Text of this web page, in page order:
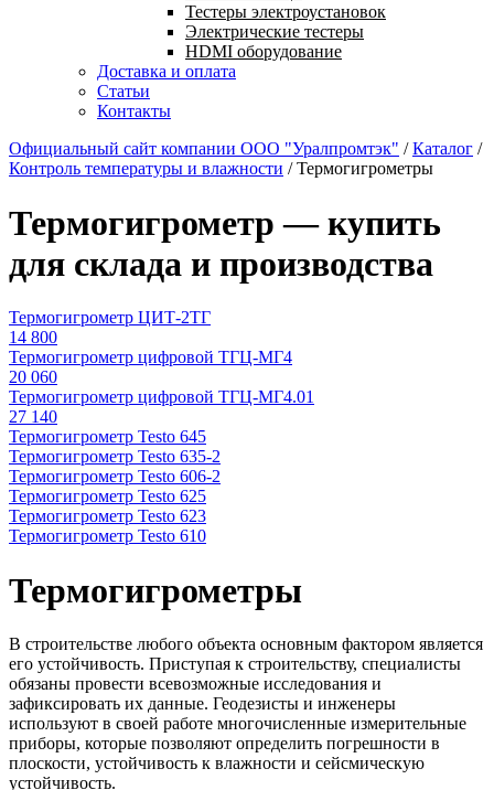
Тестеры электроустановок
Электрические тестеры
HDMI оборудование
Доставка и оплата
Статьи
Контакты
Официальный сайт компании ООО "Уралпромтэк" /Каталог /
Контроль температуры и влажности /Термогигрометры
Термогигрометр — купить
для склада и производства
Термогигрометр ЦИТ-2ТГ
14 800
Термогигрометр цифровой ТГЦ-МГ4
20 060
Термогигрометр цифровой ТГЦ-МГ4.01
27 140
Термогигрометр Testo 645
Термогигрометр Testo 635-2
Термогигрометр Testo 606-2
Термогигрометр Testo 625
Термогигрометр Testo 623
Термогигрометр Testo 610
Термогигрометры
В строительстве любого объекта основным фактором является
его устойчивость. Приступая к строительству, специалисты
обязаны провести всевозможные исследования и
зафиксировать их данные. Геодезисты и инженеры
используют в своей работе многочисленные измерительные
приборы, которые позволяют определить погрешности в
плоскости, устойчивость к влажности и сейсмическую
устойчивость.